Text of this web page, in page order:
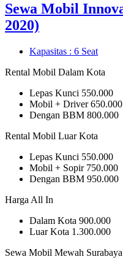
Sewa Mobil
2020)
Kapasitas : 6 Seat
Rental Mobil Dalam Kota
Lepas Kunci 550.000
Mobil + Driver650.000
Dengan BBM 800.000
Rental Mobil Luar Kota
Lepas Kunci 550.000
Mobil + Sopir 750.000
Dengan BBM 950.000
Harga All In
Dalam Kota 900.000
Luar Kota 1.300.000
Sewa Mobil Mewah Surabaya